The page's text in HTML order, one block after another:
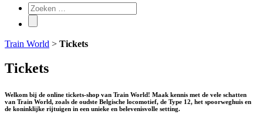
Train World > Tickets
Tickets
Welkom bij de online tickets-shop van Train World! Maak kennis met de vele schatten
van Train World, zoals de oudste Belgische locomotief, de Type 12, het spoorweghuis en
de koninklijke rijtuigen in een unieke en belevenisvolle setting.